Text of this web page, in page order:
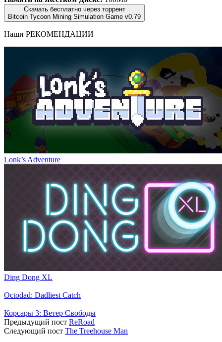
Скачать бесплатно через торрент
Bitcoin Tycoon Mining Simulation Game v0.79
Наши РЕКОМЕНДАЦИИ
Lonk’s Adventure
Ding Dong XL
Octodad: Dadliest Catch
Корсары 3: Ветер Свободы
Предыдущий пост ReRoad
Следующий пост The Treehouse Man